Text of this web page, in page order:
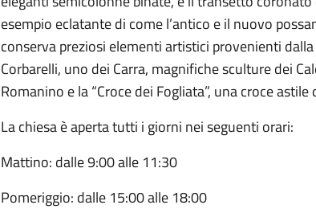
esempio eclatante di come l’antico e il nuovo
conserva preziosi elementi artistici provenienti
Corbarelli, uno dei Carra, magnifiche sculture dei
Romanino e la “Croce dei Fogliata”, una croce
La chiesa è aperta tutti i giorni nei seguenti orari:
Mattino: dalle 9:00 alle 11:30
Pomeriggio: dalle 15:00 alle 18:00